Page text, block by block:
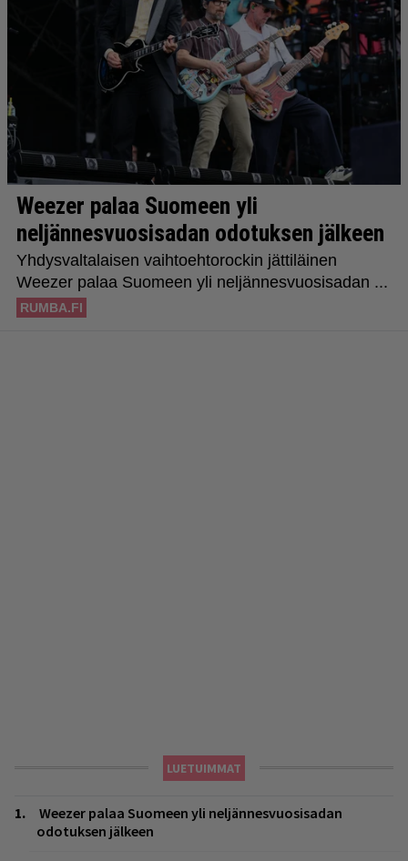
LUETUIMMAT
Weezer palaa Suomeen yli neljännesvuosisadan
odotuksen jälkeen